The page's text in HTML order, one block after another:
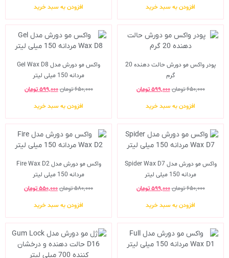
افزودن به سبد خرید افزودن به سبد خرید
پودر واکس مو دورش حالت دهنده 20
گرم
۶۵۰,۰۰۰تومان۵۹۹,۰۰۰ تومان
افزودن به سبد خرید
واکس مو دورش مدل Gel Wax D8
مردانه 150 میلی لیتر
۶۵۰,۰۰۰تومان۵۹۹,۰۰۰ تومان
افزودن به سبد خرید
واکس مو دورش مدل Spider Wax D7
مردانه 150 میلی لیتر
۶۵۰,۰۰۰تومان۵۹۹,۰۰۰ تومان
افزودن به سبد خرید
واکس مو دورش مدل Fire Wax D2
مردانه 150 میلی لیتر
۵۸۰,۰۰۰تومان۵۵۰,۰۰۰تومان
افزودن به سبد خرید